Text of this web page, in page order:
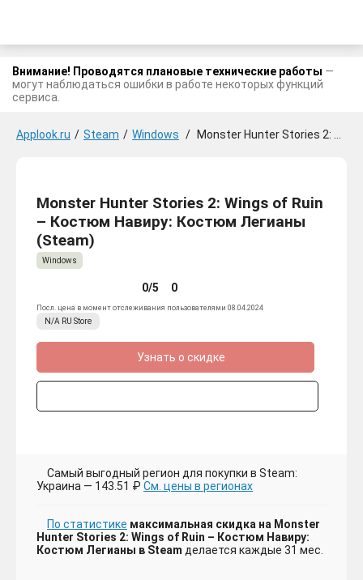
Внимание! Проводятся плановые технические работы —
могут наблюдаться ошибки в работе некоторых функций
сервиса.
Applook.ru / Steam / Windows / Monster Hunter Stories 2: Wings of Ruin - Костюм Навиру: Костюм Легианы
Monster Hunter Stories 2: Wings of Ruin
– Костюм Навиру: Костюм Легианы
(Steam)
Windows
0/5 0
Посл. цена в момент отслеживания пользователями 08.04.2024
N/A RU Store
Узнать о скидке
Самый выгодный регион для покупки в Steam:
Украина — 143.51 ₽ См. цены в регионах
По статистике максимальная скидка на Monster
Hunter Stories 2: Wings of Ruin – Костюм Навиру:
Костюм Легианы в Steam делается каждые 31 мес.